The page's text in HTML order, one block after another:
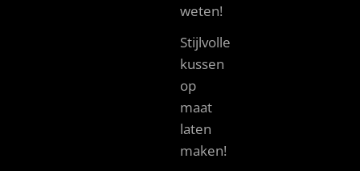
weten!
Stijlvolle
kussen
op
maat
laten
maken!